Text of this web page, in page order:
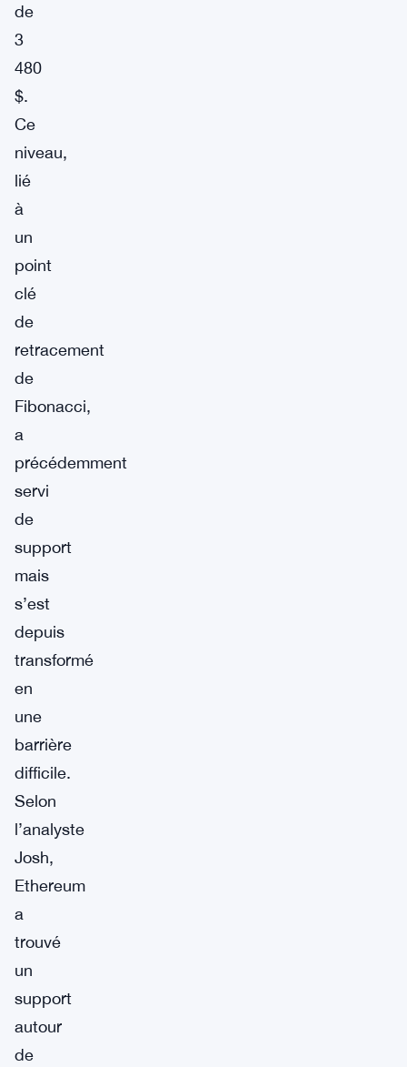
de
3
480
$.
Ce
niveau,
lié
à
un
point
clé
de
retracement
de
Fibonacci,
a
précédemment
servi
de
support
mais
s’est
depuis
transformé
en
une
barrière
difficile.
Selon
l’analyste
Josh,
Ethereum
a
trouvé
un
support
autour
de